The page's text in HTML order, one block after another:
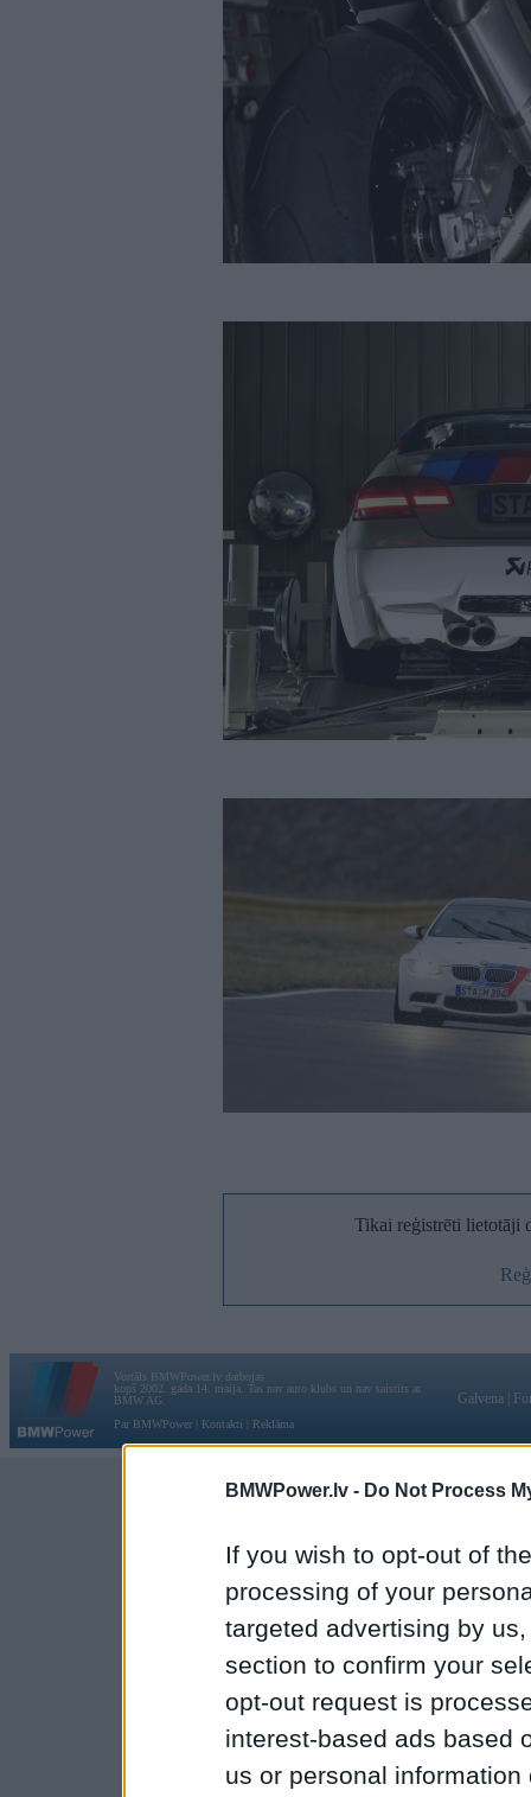
BMWPower.lv - Do Not Process
If you wish to opt-out of
processing of your
targeted advertising by
section to confirm your
opt-out request is
interest-based ads based
us or personal
Tikai reģistrēti lietotāji
Vortāls BMWPower.lv darbojas
kopš 2002. gada 14. maija. Tas nav auto klubs un nav saistīts ar
BMW AG.
Par BMWPower
Kontakti Reklāma
Galvena